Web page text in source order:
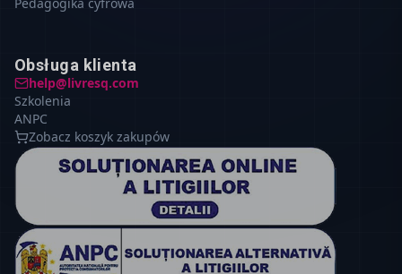
Pedagogika cyfrowa
Obsługa klienta
help@livresq.com
Szkolenia
ANPC
Zobacz koszyk zakupów